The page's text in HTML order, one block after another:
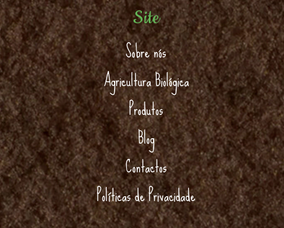
Site
Sobre nós
Agricultura Biológica
Produtos
Blog
Contactos
Políticas de Privacidade